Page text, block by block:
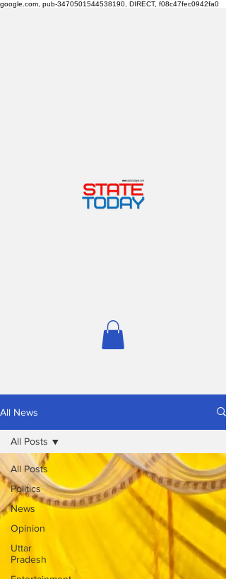
google.com, pub-3470501544538190, DIRECT, f08c47fec0942fa0
All News
All Posts
Politics
News
Opinion
Uttar
Pradesh
All Posts